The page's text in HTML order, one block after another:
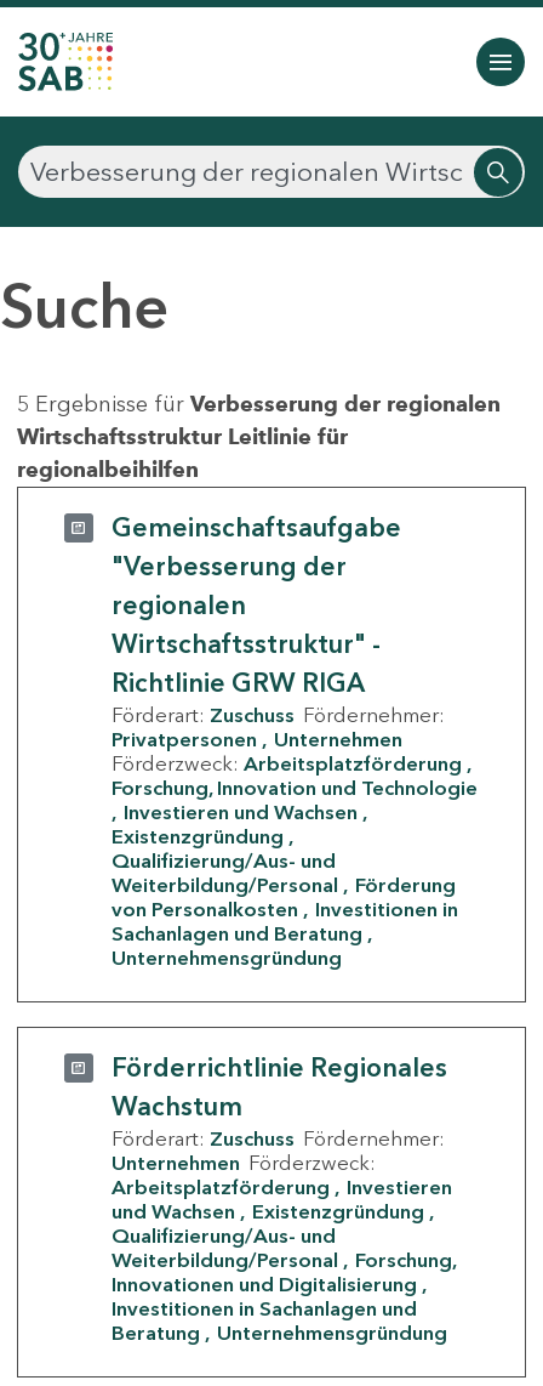
Suche
5 Ergebnisse für Verbesserung der regionalen
Wirtschaftsstruktur Leitlinie für
regionalbeihilfen
Gemeinschaftsaufgabe
"Verbesserung der
regionalen
Wirtschaftsstruktur" -
Richtlinie GRW RIGA
Förderart: Zuschuss Fördernehmer:
Privatpersonen
Unternehmen
Förderzweck: Arbeitsplatzförderung
Forschung, Innovation und Technologie
Investieren und Wachsen
Existenzgründung
Qualifizierung/Aus- und
Weiterbildung/Personal
Förderung
von Personalkosten
Investitionen in
Sachanlagen und Beratung
Unternehmensgründung
Förderrichtlinie Regionales
Wachstum
Förderart: Zuschuss Fördernehmer:
Unternehmen Förderzweck:
Arbeitsplatzförderung
Investieren
und Wachsen
Existenzgründung
Qualifizierung/Aus- und
Weiterbildung/Personal
Forschung,
Innovationen und Digitalisierung
Investitionen in Sachanlagen und
Beratung
Unternehmensgründung